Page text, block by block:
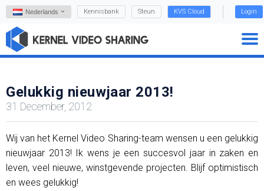
Nederlands Kennisbank Steun KVS Cloud Login
Gelukkig nieuwjaar 2013!
31 December, 2012
Wij van het Kernel Video Sharing-team wensen u een gelukkig
nieuwjaar 2013! Ik wens je een succesvol jaar in zaken en
leven, veel nieuwe, winstgevende projecten. Blijf optimistisch
en wees gelukkig!